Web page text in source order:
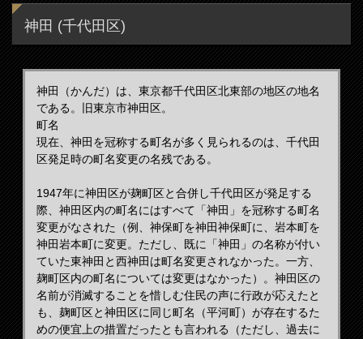
神田 (千代田区)
神田（かんだ）は、東京都千代田区北東部の地区の地名
である。旧東京市神田区。
町名
現在、神田を冠称する町名が多く見られるのは、千代田
区発足時の町名変更の名残である。
1947年に神田区が麹町区と合併し千代田区が発足する
際、神田区内の町名にはすべて「神田」を冠称する町名
変更がなされた（例、神保町を神田神保町に、岩本町を
神田岩本町に変更。ただし、既に「神田」の名称が付い
ていた東神田と西神田は町名変更されなかった。一方、
麹町区内の町名については変更はなかった）。神田区の
名前が消滅することを惜しむ住民の声に行政が応えたと
も、麹町区と神田区に同じ町名（平河町）が存在するた
めの便宜上の措置だったとも言われる（ただし、過去に